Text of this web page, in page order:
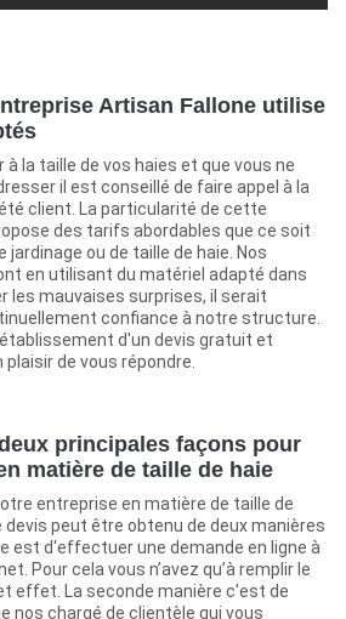
Artisan Fallone utilise
à la taille de vos haies et que vous ne
il est conseillé de faire appel à la
client. La particularité de cette
des tarifs abordables que ce soit
jardinage ou de taille de haie. Nos
en utilisant du matériel adapté dans
les mauvaises surprises, il serait
confiance à notre structure.
d'un devis gratuit et
de vous répondre.
principales façons pour
matière de taille de haie
entreprise en matière de taille de
devis peut être obtenu de deux manières
est d'effectuer une demande en ligne à
Pour cela vous n’avez qu’à remplir le
effet. La seconde manière c'est de
nos chargé de clientèle qui vous